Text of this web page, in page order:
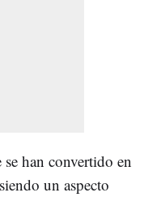
han convertido en
un aspecto